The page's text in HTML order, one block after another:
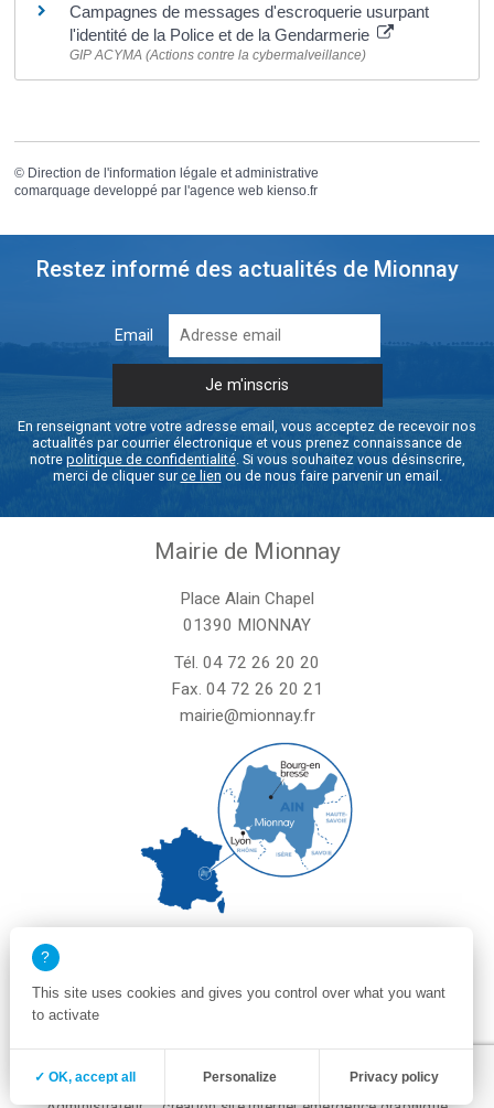
Campagnes de messages d'escroquerie usurpant
l'identité de la Police et de la Gendarmerie
GIP ACYMA (Actions contre la cybermalveillance)
© Direction de l'information légale et administrative
comarquage developpé par l'agence web kienso.fr
Restez informé des actualités de Mionnay
Email
En renseignant votre votre adresse email, vous acceptez de recevoir nos
actualités par courrier électronique et vous prenez connaissance de
notre politique de confidentialité. Si vous souhaitez vous désinscrire,
merci de cliquer surce lien ou de nous faire parvenir un email.
Mairie de Mionnay
Place Alain Chapel
01390 MIONNAY
Tél. 04 72 26 20 20
Fax. 04 72 26 20 21
mairie@mionnay.fr
le vendredi de 8h30 à 12h et de 13h30 à 16h30
un samedi matin sur deux de 8h30 à 12h
Zone membre
Mentions légales
Politique de confidentialité et cookies
Plan du site
This site uses cookies and gives you control over what you want
to activate
✓ OK, accept all Personalize Privacy policy